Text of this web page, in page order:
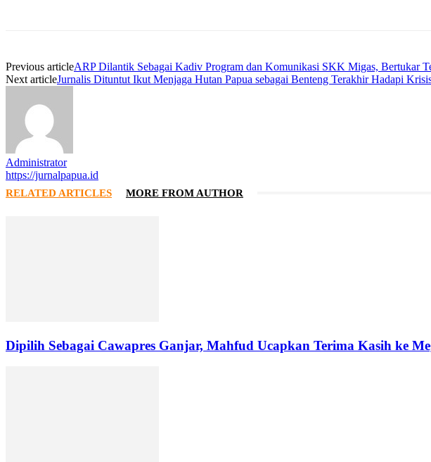
Previous articleARP Dilantik Sebagai Kadiv Program dan Komunikasi SKK Migas, Bertukar
Next articleJurnalis Dituntut Ikut Menjaga Hutan Papua sebagai Benteng Terakhir Hadapi
Administrator
https://jurnalpapua.id
RELATED ARTICLES MORE FROM AUTHOR
Dipilih Sebagai Cawapres Ganjar, Mahfud Ucapkan Terima Kasih ke